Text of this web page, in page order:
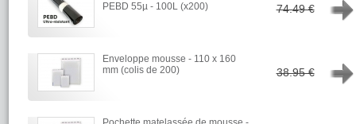
PEBD 55µ - 100L (x200)
74.49 €
Enveloppe mousse - 110 x 160
mm (colis de 200)
38.95 €